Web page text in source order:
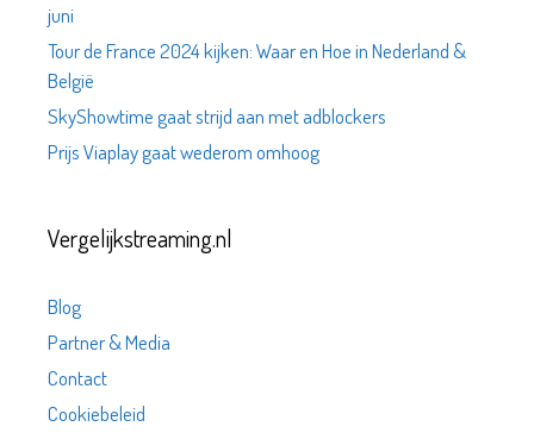
juni
Tour de France 2024 kijken: Waar en Hoe in Nederland &
België
SkyShowtime gaat strijd aan met adblockers
Prijs Viaplay gaat wederom omhoog
Vergelijkstreaming.nl
Blog
Partner & Media
Contact
Cookiebeleid